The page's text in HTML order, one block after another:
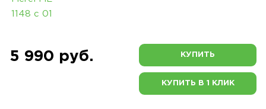
5 990 руб. КУПИТЬ
КУПИТЬ В 1 КЛИК